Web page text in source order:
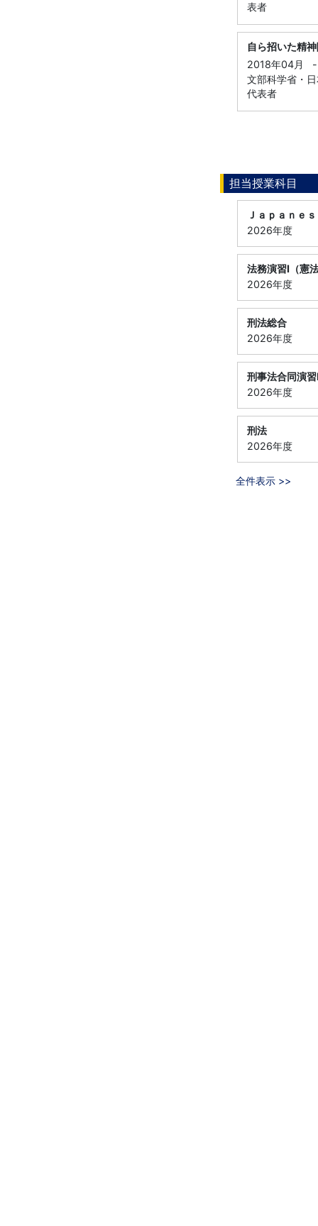
表者
自ら招いた精
2018年04月
-
文部科学省・
代表者
担当授業科目
Ｊａｐａｎｅ
2026年度
法務演習Ⅰ（憲
2026年度
刑法総合
2026年度
刑事法合同演
2026年度
刑法
2026年度
全件表示 >>